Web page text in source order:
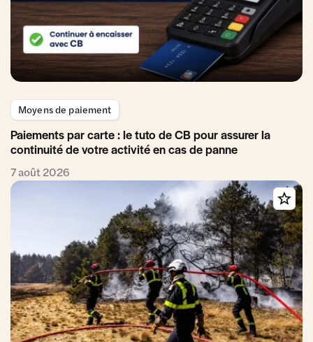
Moyens de paiement
Paiements par carte : le tuto de CB pour assurer la
continuité de votre activité en cas de panne
7 août 2026